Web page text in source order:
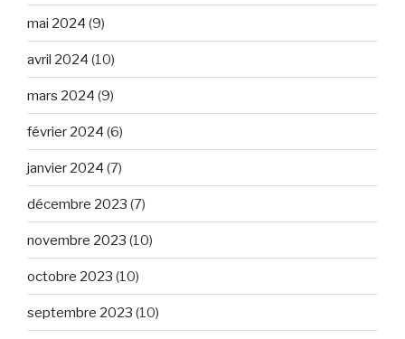
mai 2024 (9)
avril 2024 (10)
mars 2024 (9)
février 2024 (6)
janvier 2024 (7)
décembre 2023 (7)
novembre 2023 (10)
octobre 2023 (10)
septembre 2023 (10)